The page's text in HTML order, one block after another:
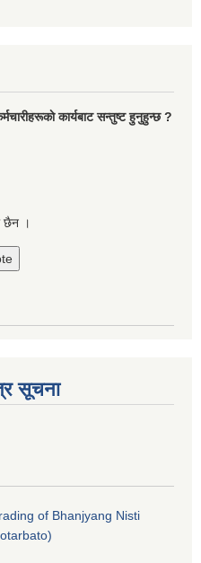
कार्यबाट सन्तुष्ट हुनुहुन्छ ?
छैन ।
सूचना
of Bhanjyang Nisti